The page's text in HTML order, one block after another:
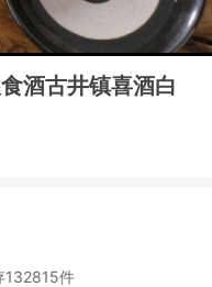
酒古井镇喜酒白
132815件